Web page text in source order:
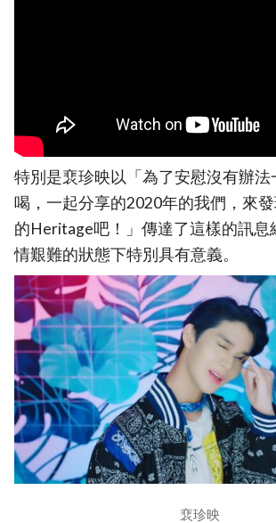
特別是裵珍映以「為了安慰沒有辦法
喝，一起分享的2020年的我們，來
的Heritage吧！」傳達了這樣的訊息
情艱難的狀態下特別具有意義。
裵珍映